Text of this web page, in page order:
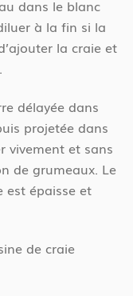
dans le blanc
à la fin si la
la craie et
délayée dans
projetée dans
vivement et sans
de grumeaux. Le
est épaisse et
de craie